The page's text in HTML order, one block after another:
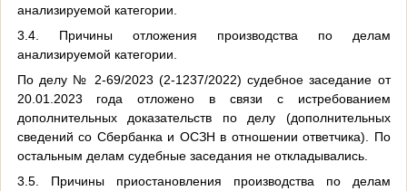
анализируемой категории.
3.4. Причины отложения производства по делам
анализируемой категории.
По делу № 2-69/2023 (2-1237/2022) судебное заседание от
20.01.2023 года отложено в связи с истребованием
дополнительных доказательств по делу (дополнительных
сведений со Сбербанка и ОСЗН в отношении ответчика). По
остальным делам судебные заседания не откладывались.
3.5. Причины приостановления производства по делам